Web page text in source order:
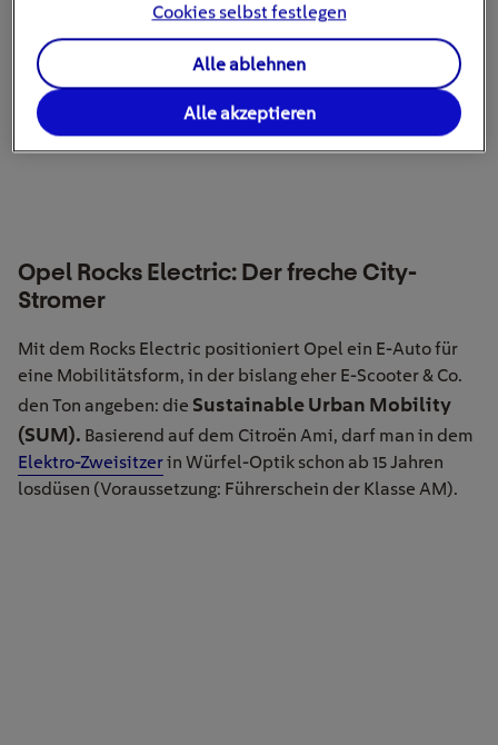
Opel Rocks Electric: Der freche City-
Stromer
Mit dem Rocks Electric positioniert Opel ein E-Auto für
eine Mobilitätsform, in der bislang eher E-Scooter & Co.
den Ton angeben: die Sustainable Urban Mobility
(SUM). Basierend auf dem Citroën Ami, darf man in dem
Elektro-Zweisitzerin Würfel-Optik schon ab 15 Jahren
losdüsen (Voraussetzung: Führerschein der Klasse AM).
Cookies selbst festlegen
Alle ablehnen
Alle akzeptieren